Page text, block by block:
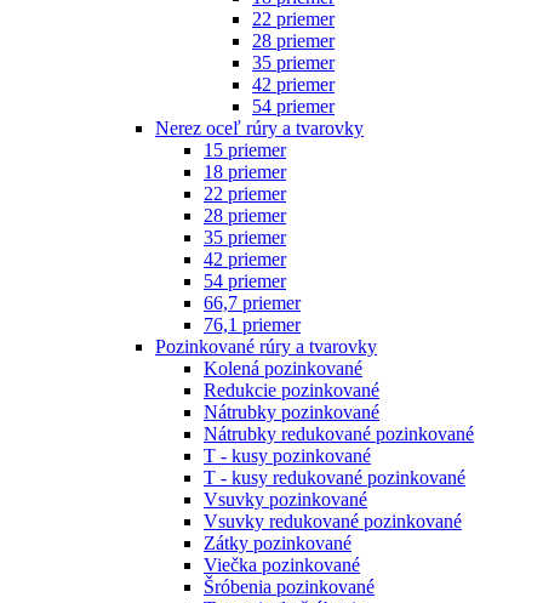
22 priemer
28 priemer
35 priemer
42 priemer
54 priemer
Nerez oceľ rúry a tvarovky
15 priemer
18 priemer
22 priemer
28 priemer
35 priemer
42 priemer
54 priemer
66,7 priemer
76,1 priemer
Pozinkované rúry a tvarovky
Kolená pozinkované
Redukcie pozinkované
Nátrubky pozinkované
Nátrubky redukované pozinkované
T - kusy pozinkované
T - kusy redukované pozinkované
Vsuvky pozinkované
Vsuvky redukované pozinkované
Zátky pozinkované
Viečka pozinkované
Šróbenia pozinkované